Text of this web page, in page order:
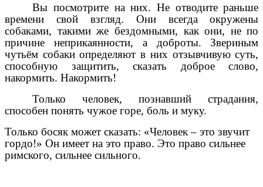
Вы посмотрите на них. Не отводите раньше
времени свой взгляд. Они всегда окружены
собаками, такими же бездомными, как они, не по
причине неприкаянности, а доброты. Звериным
чутьём собаки определяют в них отзывчивую суть,
способную защитить, сказать доброе слово,
накормить. Накормить!
Только человек, познавший страдания,
способен понять чужое горе, боль и муку.
Только босяк может сказать: «Человек – это звучит
гордо!» Он имеет на это право. Это право сильнее
римского, сильнее сильного.